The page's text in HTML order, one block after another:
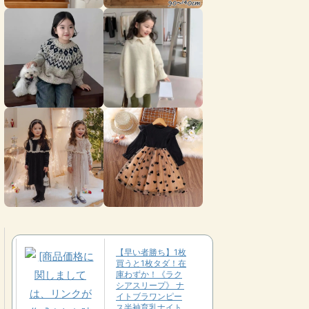
【早い者勝ち】1枚
買うと1枚タダ！在
庫わずか！《ラク
シアスリープ》 ナ
イトブラワンピー